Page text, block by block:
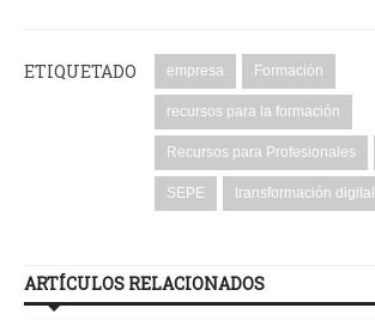
ETIQUETADO empresa Formación
recursos para la formación
Recursos para Profesionales
SEPE transformación digital
ARTÍCULOS RELACIONADOS